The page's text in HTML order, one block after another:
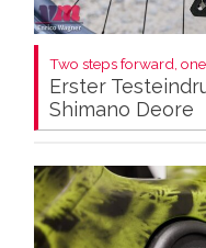
Two steps forward,
Erster
Shimano Deore